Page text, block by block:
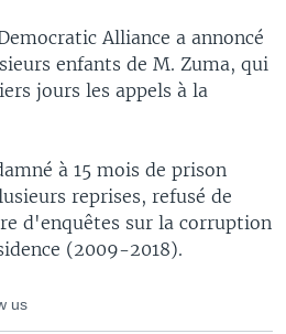
Alliance a annoncé
enfants de M. Zuma, qui
jours les appels à la
à 15 mois de prison
reprises, refusé de
d'enquêtes sur la corruption
(2009-2018).
us